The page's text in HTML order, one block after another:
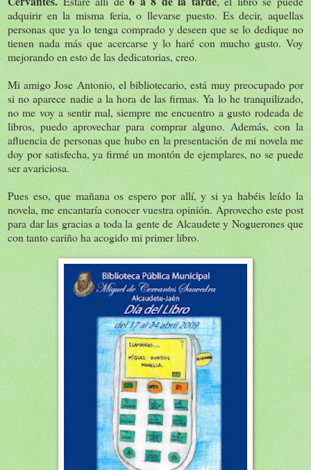
adquirir en la misma feria, o llevarse puesto. Es decir, aquellas
personas que ya lo tenga comprado y deseen que se lo dedique no
tienen nada más que acercarse y lo haré con mucho gusto. Voy
mejorando en esto de las dedicatorias, creo.
Mi amigo Jose Antonio, el bibliotecario, está muy preocupado por
si no aparece nadie a la hora de las firmas. Ya lo he tranquilizado,
no me voy a sentir mal, siempre me encuentro a gusto rodeada de
libros, puedo aprovechar para comprar alguno. Además, con la
afluencia de personas que hubo en la presentación de mi novela me
doy por satisfecha, ya firmé un montón de ejemplares, no se puede
ser avariciosa.
Pues eso, que mañana os espero por allí, y si ya habéis leído la
novela, me encantaría conocer vuestra opinión. Aprovecho este post
para dar las gracias a toda la gente de Alcaudete y Noguerones que
con tanto cariño ha acogido mi primer libro.